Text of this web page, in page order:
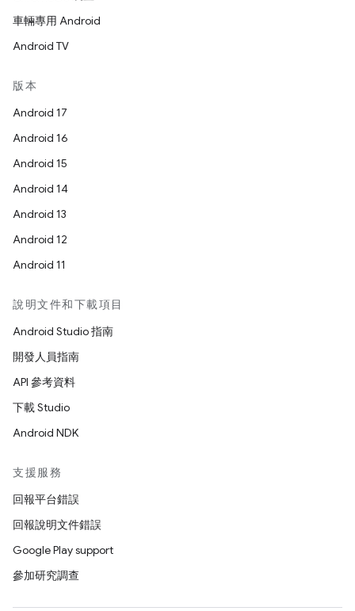
車輛專用 Android
Android TV
版本
Android 17
Android 16
Android 15
Android 14
Android 13
Android 12
Android 11
說明文件和下載項目
Android Studio 指南
開發人員指南
API 參考資料
下載 Studio
Android NDK
支援服務
回報平台錯誤
回報說明文件錯誤
Google Play support
參加研究調查